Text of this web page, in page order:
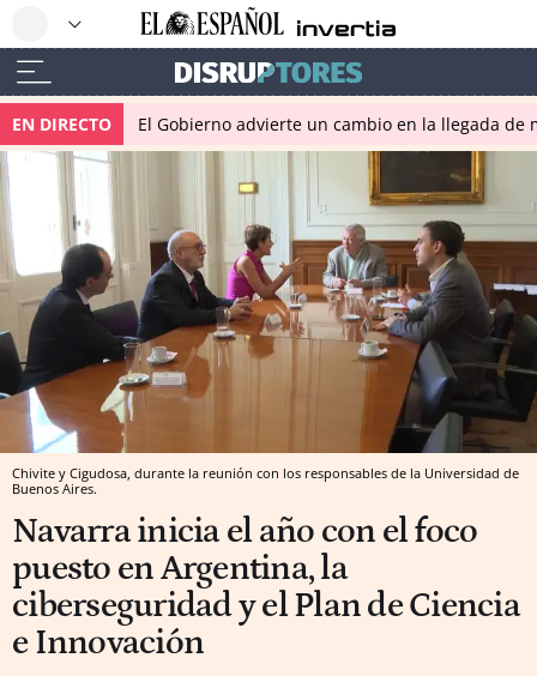
EN DIRECTO El Gobierno advierte un cambio en la llegada
Chivite y Cigudosa, durante la reunión con los responsables de la Universidad de
Buenos Aires.
Navarra inicia el año con el foco
puesto en Argentina, la
ciberseguridad y el Plan de Ciencia
e Innovación